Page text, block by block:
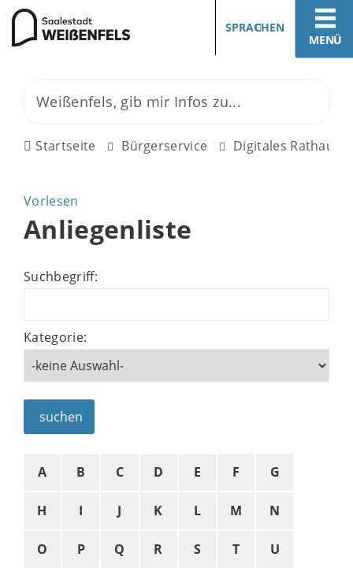
MENÜ
SPRACHEN
Startseite Bürgerservice Digitales Rathaus
Vorlesen
Anliegenliste
Suchbegriff:
Kategorie:
suchen
A B C D E F G
H I J K L M N
O P Q R S T U